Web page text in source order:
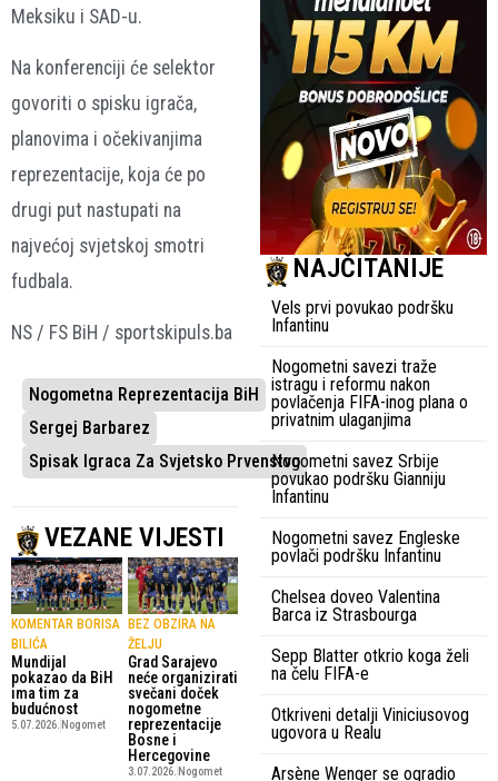
Meksiku i SAD-u.
Na konferenciji će selektor
govoriti o spisku igrača,
planovima i očekivanjima
reprezentacije, koja će po
drugi put nastupati na
najvećoj svjetskoj smotri
fudbala.
NS / FS BiH / sportskipuls.ba
Nogometna Reprezentacija BiH
Sergej Barbarez
Spisak Igraca Za Svjetsko Prvenstvo
VEZANE VIJESTI
KOMENTAR BORISA
BILIĆA
Mundijal
pokazao da BiH
ima tim za
budućnost
5.07.2026. Nogomet
BEZ OBZIRA NA
ŽELJU
Grad Sarajevo
neće organizirati
svečani doček
nogometne
reprezentacije
Bosne i
Hercegovine
3.07.2026. Nogomet
NAJČITANIJE
Vels prvi povukao podršku
Infantinu
Nogometni savezi traže
istragu i reformu nakon
povlačenja FIFA-inog plana o
privatnim ulaganjima
Nogometni savez Srbije
povukao podršku Gianniju
Infantinu
Nogometni savez Engleske
povlači podršku Infantinu
Chelsea doveo Valentina
Barca iz Strasbourga
Sepp Blatter otkrio koga želi
na čelu FIFA-e
Otkriveni detalji Viniciusovog
ugovora u Realu
Arsène Wenger se ogradio